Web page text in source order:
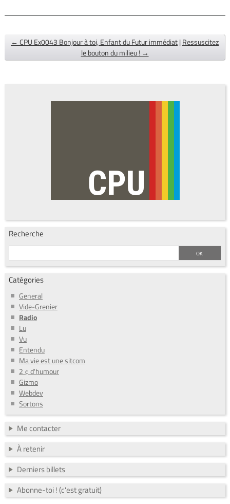
← CPU Ex0043 Bonjour à toi, Enfant du Futur immédiat|Ressuscitez
le bouton du milieu ! →
Recherche
Catégories
General
Vide-Grenier
Radio
Lu
Vu
Entendu
Ma vie est une sitcom
2 ¢ d'humour
Gizmo
Webdev
Sortons
Me contacter
À retenir
Derniers billets
Abonne-toi ! (c'est gratuit)